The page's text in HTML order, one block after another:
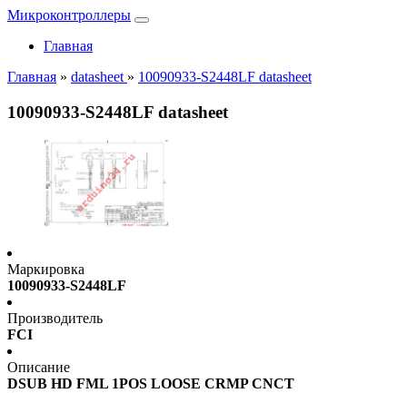
Микроконтроллеры
Главная
Главная » datasheet » 10090933-S2448LF datasheet
10090933-S2448LF datasheet
Маркировка
10090933-S2448LF
Производитель
FCI
Описание
DSUB HD FML 1POS LOOSE CRMP CNCT